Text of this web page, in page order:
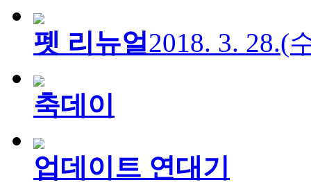
펫 리뉴얼2018. 3. 28.(
축데이
업데이트 연대기